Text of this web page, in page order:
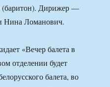
(баритон). Дирижер —
Нина Ломанович.
«Вечер балета в
отделении будет
балета, во